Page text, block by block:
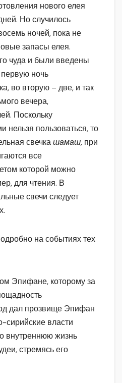
нового елея
Но случилось
ночей, пока не
запасы елея.
чуда и были введены
ночь
во вторую – две, и так
вечера,
Поскольку
нельзя пользоваться, то
свечкашамаш, при
все
которой можно
для чтения. В
свечи следует
на событиях тех
Эпифане, которому за
дал прозвище Эпифан
власти
внутреннюю жизнь
стремясь его